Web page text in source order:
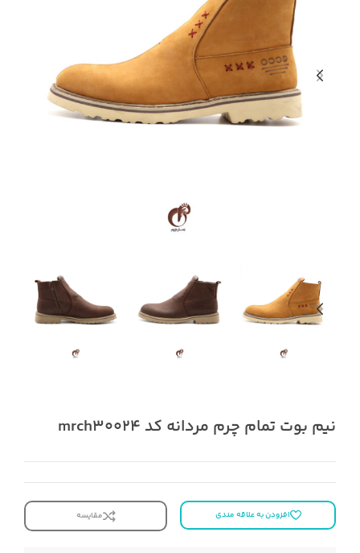
نیم بوت تمام چرم مردانه کد mrch30024
افزودن به علاقه مندی مقایسه